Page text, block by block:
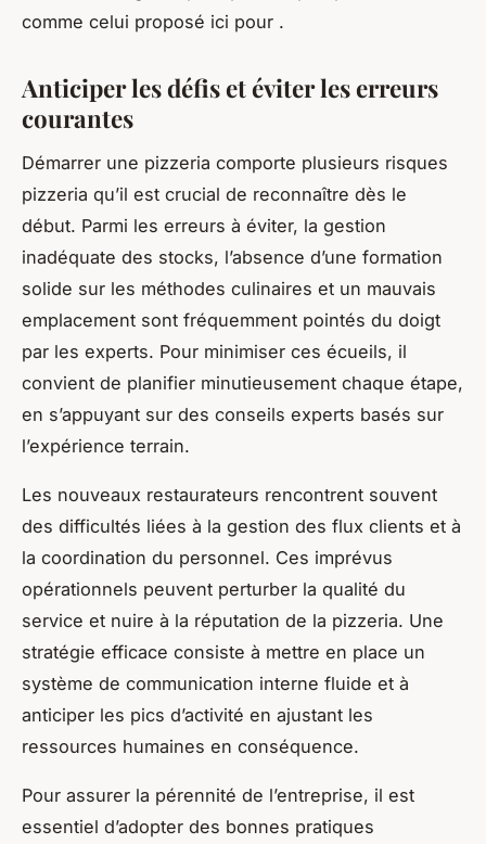
comme celui proposé ici pour .
Anticiper les défis et éviter les erreurs
courantes
Démarrer une pizzeria comporte plusieurs risques
pizzeria qu’il est crucial de reconnaître dès le
début. Parmi les erreurs à éviter, la gestion
inadéquate des stocks, l’absence d’une formation
solide sur les méthodes culinaires et un mauvais
emplacement sont fréquemment pointés du doigt
par les experts. Pour minimiser ces écueils, il
convient de planifier minutieusement chaque étape,
en s’appuyant sur des conseils experts basés sur
l’expérience terrain.
Les nouveaux restaurateurs rencontrent souvent
des difficultés liées à la gestion des flux clients et à
la coordination du personnel. Ces imprévus
opérationnels peuvent perturber la qualité du
service et nuire à la réputation de la pizzeria. Une
stratégie efficace consiste à mettre en place un
système de communication interne fluide et à
anticiper les pics d’activité en ajustant les
ressources humaines en conséquence.
Pour assurer la pérennité de l’entreprise, il est
essentiel d’adopter des bonnes pratiques